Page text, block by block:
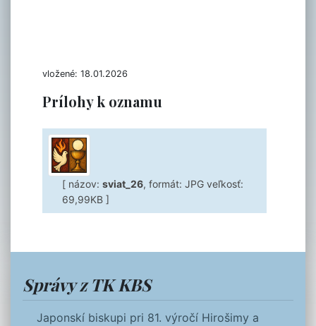
vložené: 18.01.2026
Prílohy k oznamu
[ názov: sviat_26, formát: JPG veľkosť:
69,99KB ]
Správy z TK KBS
Japonskí biskupi pri 81. výročí Hirošimy a